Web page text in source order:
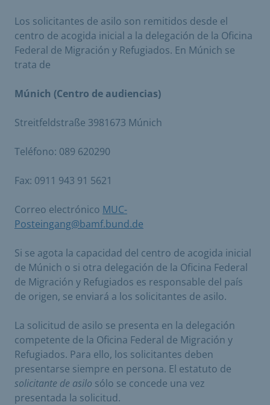
Los solicitantes de asilo son remitidos desde el
centro de acogida inicial a la delegación de la Oficina
Federal de Migración y Refugiados. En Múnich se
trata de
Múnich (Centro de audiencias)
Streitfeldstraße 3981673 Múnich
Teléfono: 089 620290
Fax: 0911 943 91 5621
Correo electrónico MUC-
Posteingang@bamf.bund.de
Si se agota la capacidad del centro de acogida inicial
de Múnich o si otra delegación de la Oficina Federal
de Migración y Refugiados es responsable del país
de origen, se enviará a los solicitantes de asilo.
La solicitud de asilo se presenta en la delegación
competente de la Oficina Federal de Migración y
Refugiados. Para ello, los solicitantes deben
presentarse siempre en persona. El estatuto de
solicitante de asilo sólo se concede una vez
presentada la solicitud.